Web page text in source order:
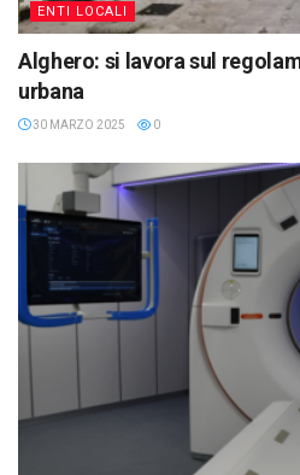
ENTI LOCALI
Alghero: si lavora sul
urbana
30 MARZO 2025 0